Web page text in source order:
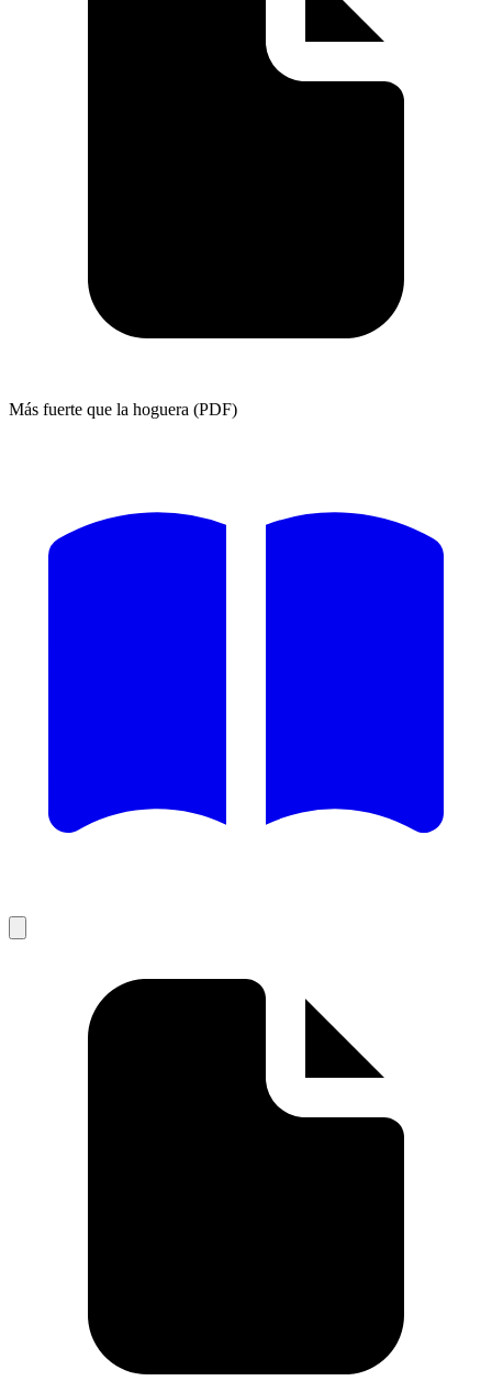
Más fuerte que la hoguera (PDF)